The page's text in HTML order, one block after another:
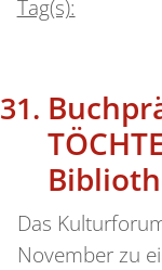
Tag(s):
Das
November zu